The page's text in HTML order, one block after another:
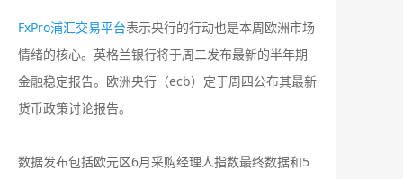
FxPro浦汇交易平台表示央行的行动也是本周欧洲市场
情绪的核心。英格兰银行将于周二发布最新的半年期
金融稳定报告。欧洲央行（ecb）定于周四公布其最新
货币政策讨论报告。
数据发布包括欧元区6月采购经理人指数最终数据和5